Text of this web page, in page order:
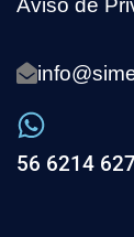
Aviso de
56 6214